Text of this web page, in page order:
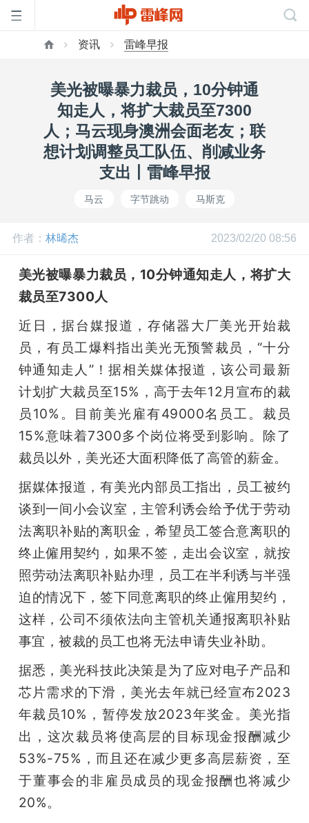
雷
公
课
活
动
心
GAIR
专
题
搞
机
资讯 雷峰早报
美光被曝暴力裁员，10分钟通
知走人，将扩大裁员至7300
人；马云现身澳洲会面老友；联
想计划调整员工队伍、削减业务
支出丨雷峰早报
马云 字节跳动 马斯克
作者： 林晞杰 2023/02/20 08:56
美光被曝暴力裁员，10分钟通知走人，将扩大
裁员至7300人
近日，据台媒报道，存储器大厂美光开始裁
员，有员工爆料指出美光无预警裁员，“十分
钟通知走人”！据相关媒体报道，该公司最新
计划扩大裁员至15%，高于去年12月宣布的裁
员10%。目前美光雇有49000名员工。裁员
15%意味着7300多个岗位将受到影响。除了
裁员以外，美光还大面积降低了高管的薪金。
据媒体报道，有美光内部员工指出，员工被约
谈到一间小会议室，主管利诱会给予优于劳动
法离职补贴的离职金，希望员工签合意离职的
终止僱用契约，如果不签，走出会议室，就按
照劳动法离职补贴办理，员工在半利诱与半强
迫的情况下，签下同意离职的终止僱用契约，
这样，公司不须依法向主管机关通报离职补贴
事宜，被裁的员工也将无法申请失业补助。
据悉，美光科技此决策是为了应对电子产品和
芯片需求的下滑，美光去年就已经宣布2023
年裁员10%，暂停发放2023年奖金。美光指
出，这次裁员将使高层的目标现金报酬减少
53%-75%，而且还在减少更多高层薪资，至
于董事会的非雇员成员的现金报酬也将减少
20%。